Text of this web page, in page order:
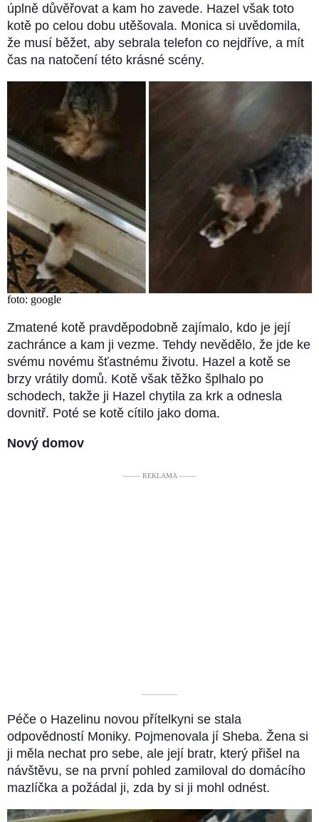
úplně důvěřovat a kam ho zavede. Hazel však toto
kotě po celou dobu utěšovala. Monica si uvědomila,
že musí běžet, aby sebrala telefon co nejdříve, a mít
čas na natočení této krásné scény.
foto: google
Zmatené kotě pravděpodobně zajímalo, kdo je její
zachránce a kam ji vezme. Tehdy nevědělo, že jde ke
svému novému šťastnému životu. Hazel a kotě se
brzy vrátily domů. Kotě však těžko šplhalo po
schodech, takže ji Hazel chytila ​​za krk a odnesla
dovnitř. Poté se kotě cítilo jako doma.
Nový domov
––––– REKLAMA –––––
––––––––––
Péče o Hazelinu novou přítelkyni se stala
odpovědností Moniky. Pojmenovala jí Sheba. Žena si
ji měla nechat pro sebe, ale její bratr, který přišel na
návštěvu, se na první pohled zamiloval do domácího
mazlíčka a požádal ji, zda by si ji mohl odnést.